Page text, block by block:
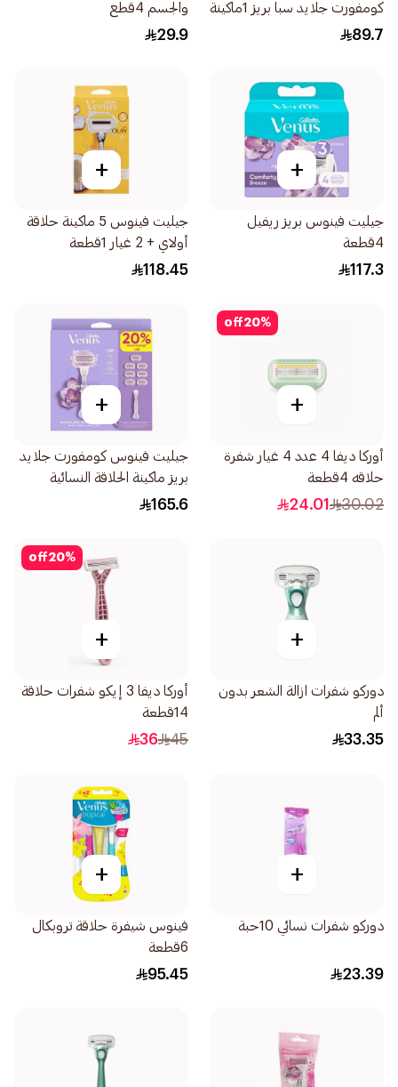
كومفورت جلايد سبا بريز 1ماكينة
شفرتين 1قطعة
89.7
والجسم 4قطع
29.9
+
جيليت فينوس بريز ريفيل
4قطعة
117.3
+
جيليت فينوس 5 ماكينة حلاقة
أولاي + 2 غيار 1قطعة
118.45
20%
off
+
أوركا ديفا 4 عدد 4 غيار شفرة
حلاقه 4قطعة
30.02
24.01
+
جيليت فينوس كومفورت جلايد
بريز ماكينة الحلاقة النسائية
7قطع
165.6
+
دوركو شفرات ازالة الشعر بدون
ألم
33.35
20%
off
+
أوركا ديفا 3 إيكو شفرات حلاقة
14قطعة
45
36
+
دوركو شفرات نسائي 10حبة
23.39
+
فينوس شيفرة حلاقة تروبكال
6قطعة
95.45